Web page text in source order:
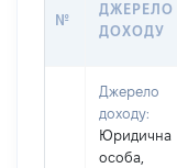
№
ДЖЕРЕЛО
ДОХОДУ
Джерело
доходу:
Юридична
особа,